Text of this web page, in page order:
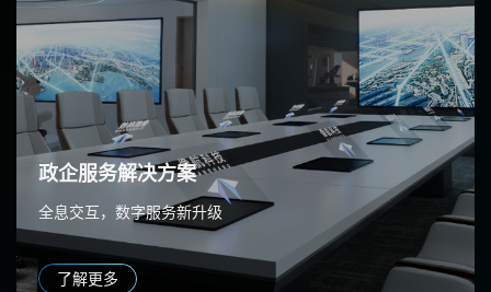
政企服务解决方案
全息交互，数字服务新升级
了解更多